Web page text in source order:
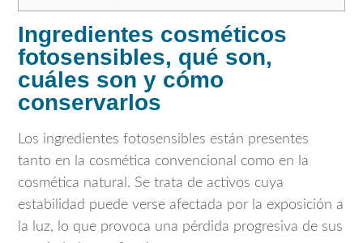
Ingredientes cosméticos
fotosensibles, qué son,
cuáles son y cómo
conservarlos
Los ingredientes fotosensibles están presentes
tanto en la cosmética convencional como en la
cosmética natural. Se trata de activos cuya
estabilidad puede verse afectada por la exposición a
la luz, lo que provoca una pérdida progresiva de sus